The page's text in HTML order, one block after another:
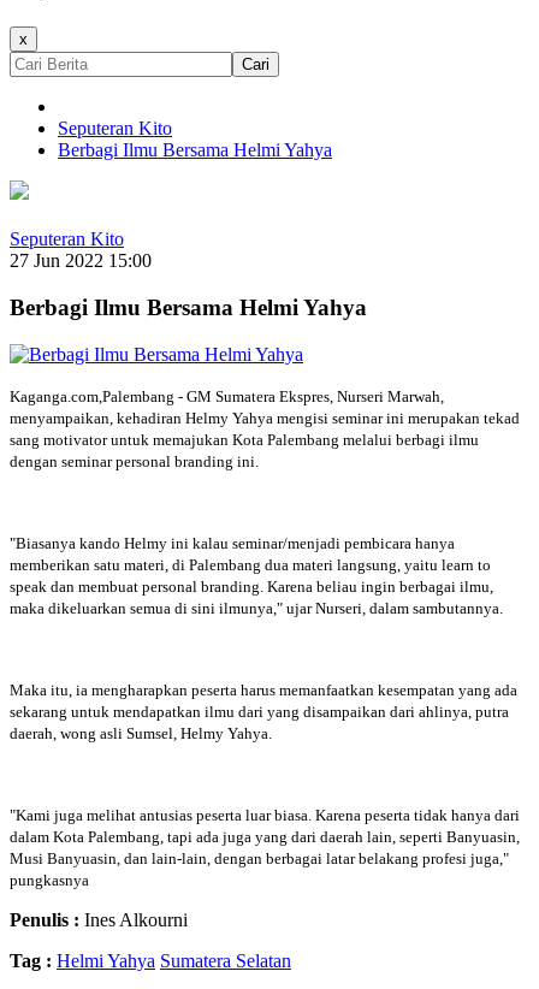
x
Cari
Seputeran Kito
Berbagi Ilmu Bersama Helmi Yahya
Seputeran Kito
27 Jun 2022 15:00
Berbagi Ilmu Bersama Helmi Yahya
Kaganga.com,Palembang - GM Sumatera Ekspres, Nurseri Marwah,
menyampaikan, kehadiran Helmy Yahya mengisi seminar ini merupakan tekad
sang motivator untuk memajukan Kota Palembang melalui berbagi ilmu
dengan seminar personal branding ini.
"Biasanya kando Helmy ini kalau seminar/menjadi pembicara hanya
memberikan satu materi, di Palembang dua materi langsung, yaitu learn to
speak dan membuat personal branding. Karena beliau ingin berbagai ilmu,
maka dikeluarkan semua di sini ilmunya," ujar Nurseri, dalam sambutannya.
Maka itu, ia mengharapkan peserta harus memanfaatkan kesempatan yang ada
sekarang untuk mendapatkan ilmu dari yang disampaikan dari ahlinya, putra
daerah, wong asli Sumsel, Helmy Yahya.
"Kami juga melihat antusias peserta luar biasa. Karena peserta tidak hanya dari
dalam Kota Palembang, tapi ada juga yang dari daerah lain, seperti Banyuasin,
Musi Banyuasin, dan lain-lain, dengan berbagai latar belakang profesi juga,"
pungkasnya
Penulis : Ines Alkourni
Tag : Helmi Yahya Sumatera Selatan